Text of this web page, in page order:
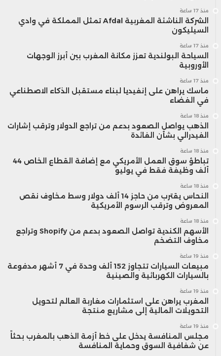
منذ 17 ساعة
الشركة الناشئة المغربية Afdal تمثل المملكة في وادي
السيليكون
منذ 17 ساعة
السياحة البولندية تعزز مكانة المغرب بين أبرز الوجهات
الأوروبية
منذ 17 ساعة
ماسك يراهن على إنفيديا لبناء مستقبل الذكاء الاصطناعي
في الفضاء
منذ 18 ساعة
الذهب يواصل الصعود بدعم من تراجع الدولار وترقب إشارات
الفيدرالي بشأن الفائدة
منذ 18 ساعة
تباطؤ سوق العمل الأمريكي مع إضافة القطاع الخاص 44
ألف وظيفة فقط في يوليو
منذ 18 ساعة
النحاس يقترب من حاجز 14 ألف دولار وسط مخاوف نقص
المعروض وترقب الرسوم الأمريكية
منذ 18 ساعة
الأسهم الكندية تواصل الصعود بدعم من Shopify وتراجع
مخاوف التضخم
منذ 19 ساعة
مبيعات السيارات تتجاوز 152 ألف وحدة في 7 أشهر مدفوعة
بالسيارات الكهربائية والصينية
منذ 19 ساعة
المغرب يراهن على استثمارات مغاربة العالم لتحويل
التحويلات المالية إلى مشاريع منتجة
منذ 19 ساعة
مجلس المنافسة يدخل على خط أزمة الذهب بالمغرب بحثاً
عن شفافية السوق وحماية المنافسة